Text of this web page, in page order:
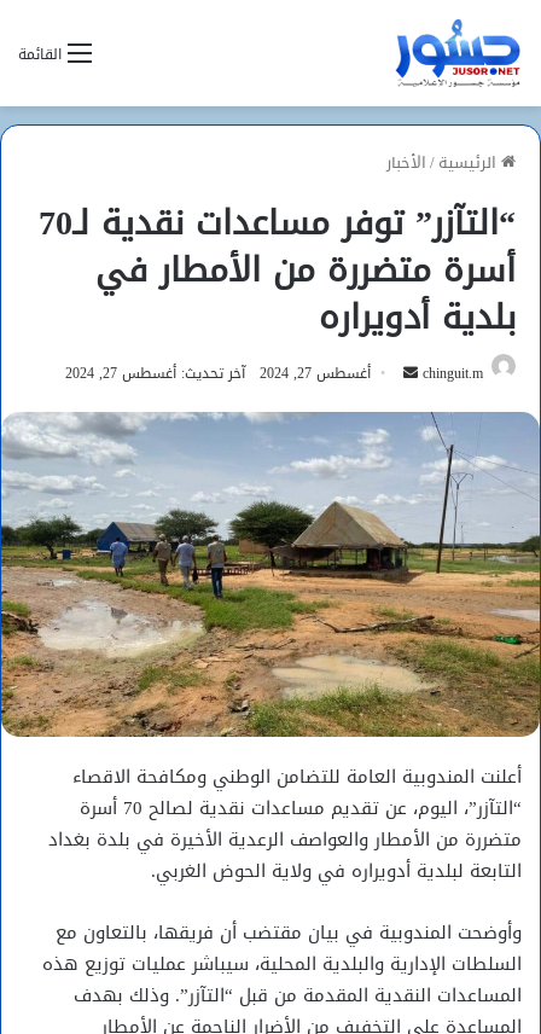
القائمة
الرئيسية/الأخبار
“التآزر” توفر مساعدات نقدية لـ70
أسرة متضررة من الأمطار في
بلدية أدويراره
chinguit.m
أرسل
إلكترونيا
أغسطس 27, 2024 آخر تحديث: أغسطس 27, 2024
أعلنت المندوبية العامة للتضامن الوطني ومكافحة الاقصاء
“التآزر”، اليوم، عن تقديم مساعدات نقدية لصالح 70 أسرة
متضررة من الأمطار والعواصف الرعدية الأخيرة في بلدة بغداد
التابعة لبلدية أدويراره في ولاية الحوض الغربي.
وأوضحت المندوبية في بيان مقتضب أن فريقها، بالتعاون مع
السلطات الإدارية والبلدية المحلية، سيباشر عمليات توزيع هذه
المساعدات النقدية المقدمة من قبل “التآزر”. وذلك بهدف
المساعدة على التخفيف من الأضرار الناجمة عن الأمطار